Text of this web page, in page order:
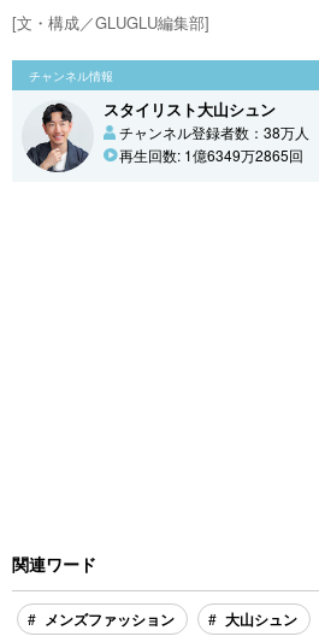
[文・構成／GLUGLU編集部]
チャンネル情報
スタイリスト大山シュン
チャンネル登録者数：38万人
再生回数: 1億6349万2865回
関連ワード
メンズファッション 大山シュン